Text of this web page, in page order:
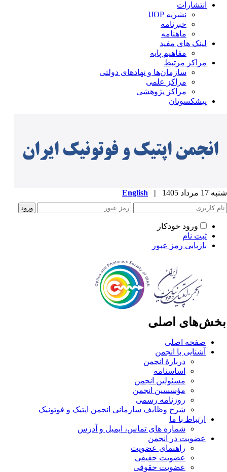
انتشارات
نشریه IJOP
خبرنامه
ماهنامه
لینک های مفید
مفاهیم پایه
مراکز مرتبط
سازمان‌ها و نهادهای دولتی
مراکز علمی
مراکز پژوهشی
پیشکسوتان
مرداد 1405 |
English
ورود خودکار
ثبت نام
بازیابی رمز عبور
اصلی
صفحه اصلی
آشنایی با انجمن
دربارۀ انجمن
اساسنامه
مسئولین انجمن
مؤسسین انجمن
روزنامه رسمی
شرح وظایف سازمانی انجمن اپتیک و فوتونیک
ارتباط با ما
شماره های تماس، ایمیل و آدرس
عضویت در انجمن
راهنمای عضویت
عضویت حقیقی
عضویت حقوقی